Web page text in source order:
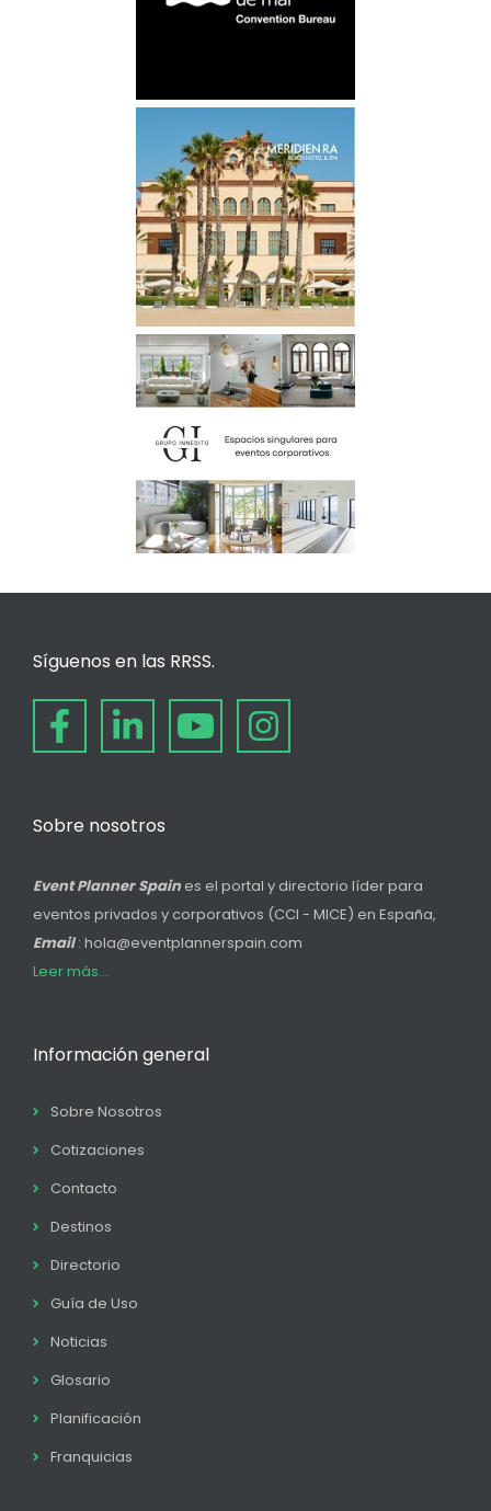
Síguenos en las RRSS.
Sobre nosotros
Event Planner Spain es el portal y directorio líder para
eventos privados y corporativos (CCI - MICE) en España,
Email: hola@eventplannerspain.com
Leer más...
Información general
Sobre Nosotros
Cotizaciones
Contacto
Destinos
Directorio
Guía de Uso
Noticias
Glosario
Planificación
Franquicias